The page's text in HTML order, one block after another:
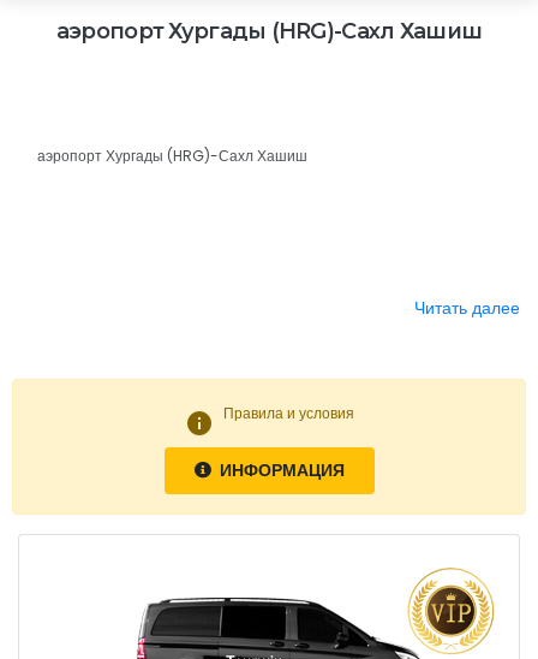
аэропорт Хургады (HRG)-Сахл Хашиш
аэропорт Хургады (HRG)-Сахл Хашиш
Читать далее
info Правила и условия
ИНФОРМАЦИЯ